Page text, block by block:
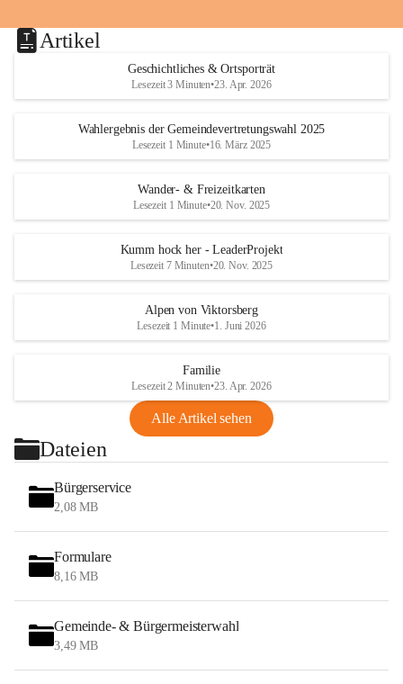
Artikel
Geschichtliches & Ortsporträt
Lesezeit 3 Minuten•23. Apr. 2026
Wahlergebnis der Gemeindevertretungswahl 2025
Lesezeit 1 Minute•16. März 2025
Wander- & Freizeitkarten
Lesezeit 1 Minute•20. Nov. 2025
Kumm hock her - LeaderProjekt
Lesezeit 7 Minuten•20. Nov. 2025
Alpen von Viktorsberg
Lesezeit 1 Minute•1. Juni 2026
Familie
Lesezeit 2 Minuten•23. Apr. 2026
Alle Artikel sehen
Dateien
Bürgerservice
2,08 MB
Formulare
8,16 MB
Gemeinde- & Bürgermeisterwahl
3,49 MB